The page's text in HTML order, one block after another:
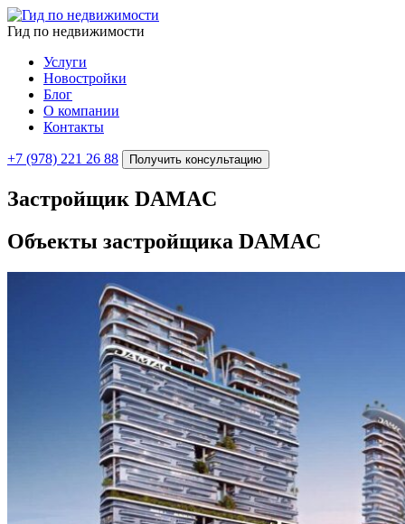
Гид по недвижимости
Услуги
Новостройки
Блог
О компании
Контакты
+7 (978) 221 26 88 Получить консультацию
Застройщик DAMAC
Объекты застройщика DAMAC